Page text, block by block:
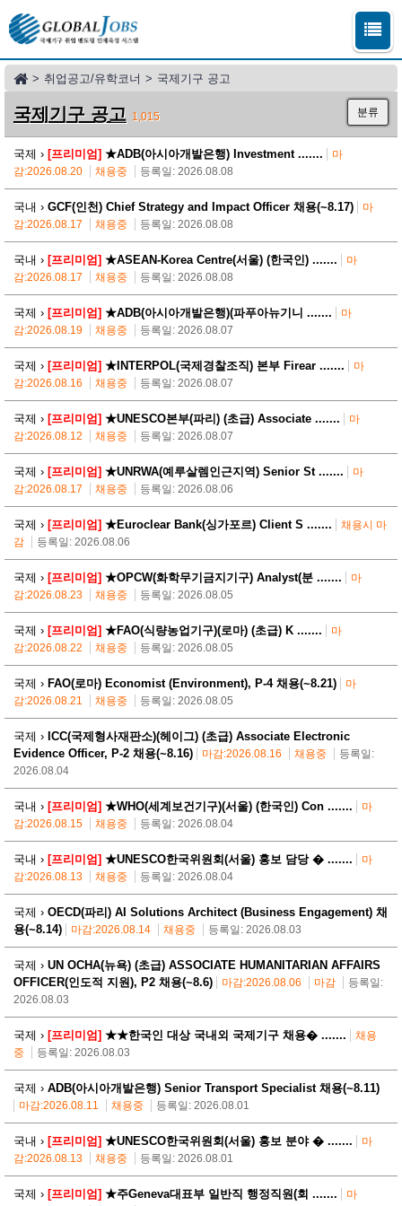
> 취업공고/유학코너 > 국제기구 공고
국제기구 공고 1,015 분류
국제 › [프리미엄] ★ADB(아시아개발은행) Investment .......
마
감:2026.08.20
채용중 등록일: 2026.08.08
국내 › GCF(인천) Chief Strategy and Impact Officer 채용(~8.17)
마
감:2026.08.17
채용중 등록일: 2026.08.08
국내 › [프리미엄] ★ASEAN-Korea Centre(서울) (한국인) .......
마
감:2026.08.17
채용중 등록일: 2026.08.08
국제 › [프리미엄] ★ADB(아시아개발은행)(파푸아뉴기니 .......
마
감:2026.08.19
채용중 등록일: 2026.08.07
국제 › [프리미엄] ★INTERPOL(국제경찰조직) 본부 Firear .......
마
감:2026.08.16
채용중 등록일: 2026.08.07
국제 › [프리미엄] ★UNESCO본부(파리) (초급) Associate .......
마
감:2026.08.12
채용중 등록일: 2026.08.07
국제 › [프리미엄] ★UNRWA(예루살렘인근지역) Senior St .......
마
감:2026.08.17
채용중 등록일: 2026.08.06
국제 › [프리미엄] ★Euroclear Bank(싱가포르) Client S .......
채용시 마
감
등록일: 2026.08.06
국제 › [프리미엄] ★OPCW(화학무기금지기구) Analyst(분 .......
마
감:2026.08.23
채용중 등록일: 2026.08.05
국제 › [프리미엄] ★FAO(식량농업기구)(로마) (초급) K .......
마
감:2026.08.22
채용중 등록일: 2026.08.05
국제 › FAO(로마) Economist (Environment), P-4 채용(~8.21)
마
감:2026.08.21
채용중 등록일: 2026.08.05
국제 › ICC(국제형사재판소)(헤이그) (초급) Associate Electronic
Evidence Officer, P-2 채용(~8.16)
마감:2026.08.16 채용중
등록일:
2026.08.04
국내 › [프리미엄] ★WHO(세계보건기구)(서울) (한국인) Con .......
마
감:2026.08.15
채용중 등록일: 2026.08.04
국내 › [프리미엄] ★UNESCO한국위원회(서울) 홍보 담당 � .......
마
감:2026.08.13
채용중 등록일: 2026.08.04
국제 › OECD(파리) AI Solutions Architect (Business Engagement) 채
용(~8.14)
마감:2026.08.14 채용중 등록일: 2026.08.03
국제 › UN OCHA(뉴욕) (초급) ASSOCIATE HUMANITARIAN AFFAIRS
OFFICER(인도적 지원), P2 채용(~8.6)
마감:2026.08.06 마감
등록일:
2026.08.03
국제 › [프리미엄] ★★한국인 대상 국내외 국제기구 채용� .......
채용
중
등록일: 2026.08.03
국제 › ADB(아시아개발은행) Senior Transport Specialist 채용(~8.11)
마감:2026.08.11 채용중 등록일: 2026.08.01
국내 › [프리미엄] ★UNESCO한국위원회(서울) 홍보 분야 � .......
마
감:2026.08.13
채용중 등록일: 2026.08.01
국제 › [프리미엄] ★주Geneva대표부 일반직 행정직원(회 .......
마